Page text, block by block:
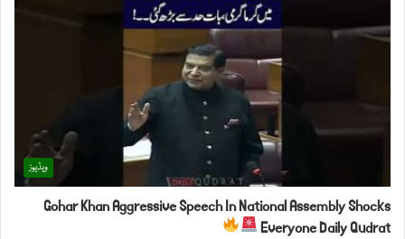
ویڈیوز
Gohar Khan Aggressive Speech In National Assembly Shocks
Everyone Daily Qudrat